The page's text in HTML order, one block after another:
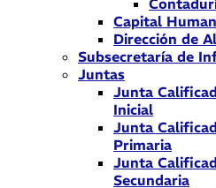
Capital
Dirección de
Subsecretaría de
Juntas
Junta
Inicial
Junta
Primaria
Junta
Secundaria